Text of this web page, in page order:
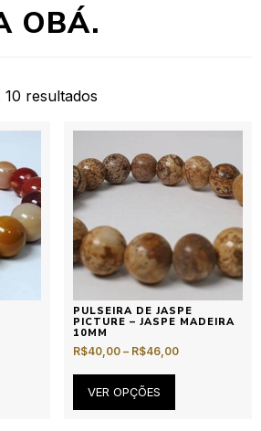
OBÁ.
resultados
PULSEIRA DE JASPE
PICTURE – JASPE MADEIRA
10MM
R$40,00 – R$46,00
VER OPÇÕES